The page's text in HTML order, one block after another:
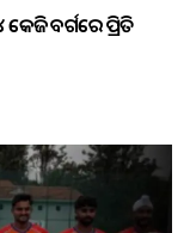
କେଜି ବର୍ଗରେ ପ୍ରିତି